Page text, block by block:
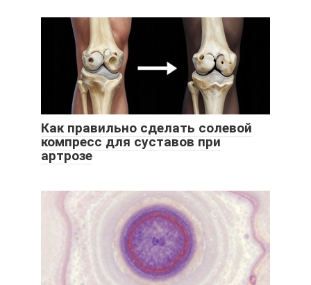
Как правильно сделать солевой
компресс для суставов при
артрозе